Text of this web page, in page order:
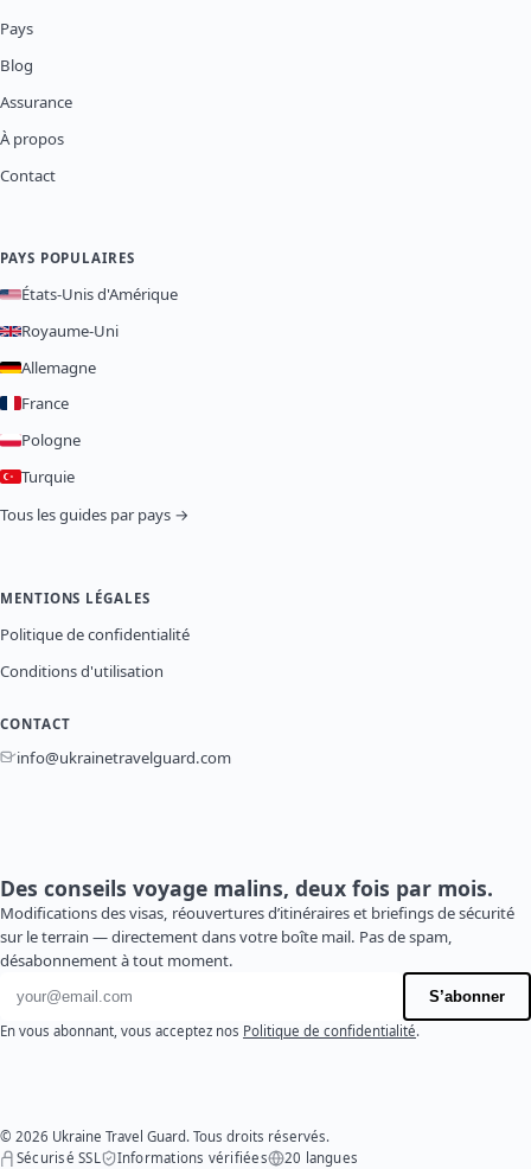
Pays
Blog
Assurance
À propos
Contact
PAYS POPULAIRES
États-Unis d'Amérique
Royaume-Uni
Allemagne
France
Pologne
Turquie
Tous les guides par pays →
MENTIONS LÉGALES
Politique de confidentialité
Conditions d'utilisation
CONTACT
info@ukrainetravelguard.com
Des conseils voyage malins, deux fois par mois.
Modifications des visas, réouvertures d’itinéraires et briefings de sécurité
sur le terrain — directement dans votre boîte mail. Pas de spam,
désabonnement à tout moment.
Adresse e-mail
S’abonner
En vous abonnant, vous acceptez nos Politique de confidentialité.
© 2026 Ukraine Travel Guard. Tous droits réservés.
Sécurisé SSL
Informations vérifiées 20 langues